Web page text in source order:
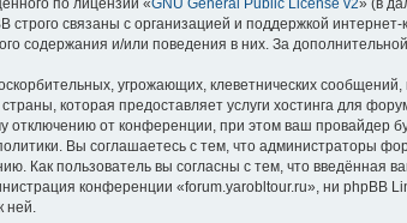
строго связаны с организацией и поддержкой
содержания и/или поведения в них. За
угрожающих, клеветнических
которая предоставляет услуги хостинга для
отключению от конференции, при этом ваш провайдер
Вы соглашаетесь с тем, что администраторы
Как пользователь вы согласны с тем, что
конференции «forum.yarobltour.ru», ни phpBB
ней.